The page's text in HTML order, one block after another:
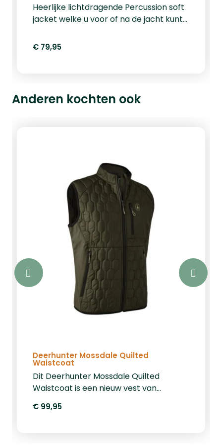
Heerlijke lichtdragende Percussion soft
jacket welke u voor of na de jacht kunt
verzorgd en modieus op! Op zoek naar
€ 79,95
Anderen kochten ook
Deerhunter Mossdale Quilted
Waistcoat
Dit Deerhunter Mossdale Quilted
Waistcoat is een nieuw vest van
Dit Mossdale vest is een lichtgewicht en
€ 99,95